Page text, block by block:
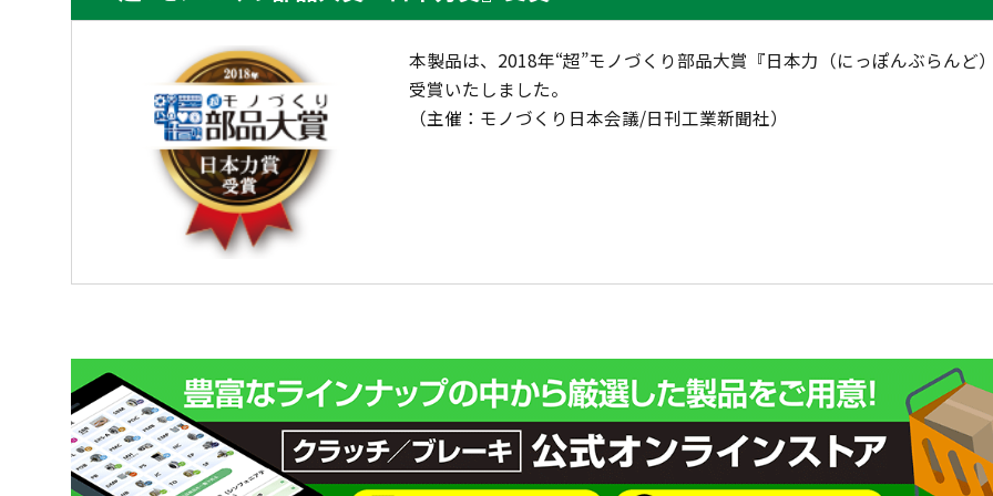
本製品は、2018年“超”モノづくり部品大賞『日本力（にっぽんぶらんど
受賞いたしました。
（主催：モノづくり日本会議/日刊工業新聞社）